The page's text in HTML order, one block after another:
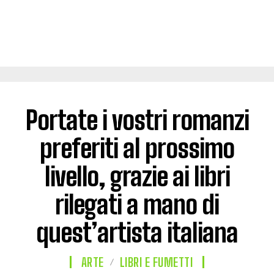
Portate i vostri romanzi
preferiti al prossimo
livello, grazie ai libri
rilegati a mano di
quest’artista italiana
ARTE LIBRI E FUMETTI